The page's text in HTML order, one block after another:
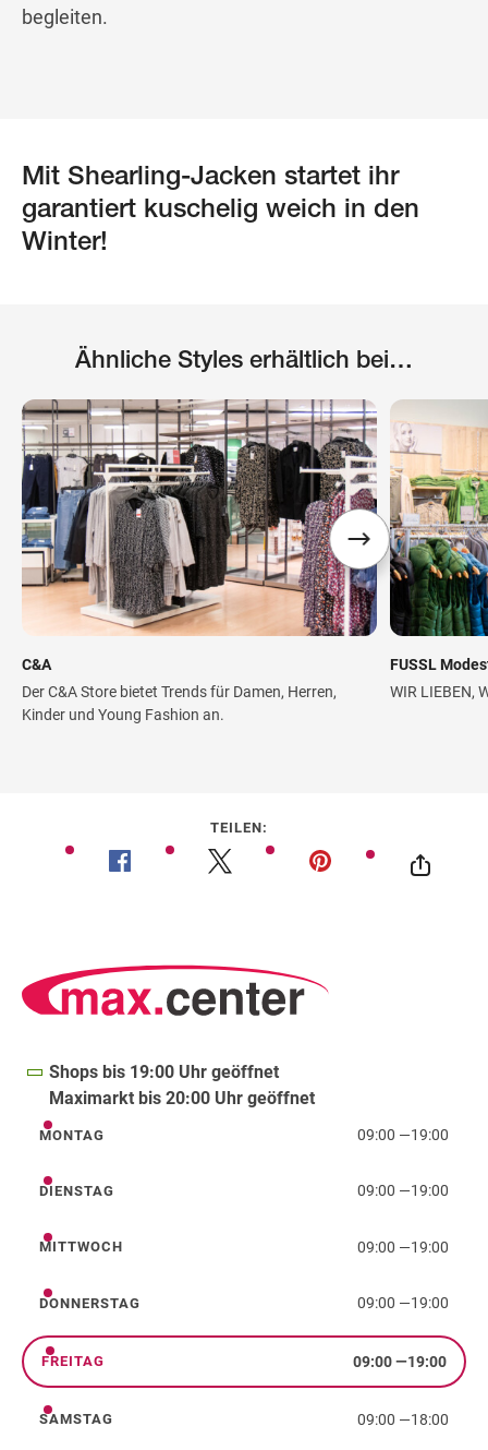
begleiten.
Mit Shearling-Jacken startet ihr
garantiert kuschelig weich in den
Winter!
Ähnliche Styles erhältlich bei…
C&A
Der C&A Store bietet Trends für Damen, Herren,
Kinder und Young Fashion an.
FUSSL
WIR LIEBEN,
TEILEN:
Shops bis 19:00 Uhr geöffnet
Maximarkt bis 20:00 Uhr geöffnet
Montag
MONTAG 09:00 —19:00
Dienstag
DIENSTAG 09:00 —19:00
Mittwoch
MITTWOCH 09:00 —19:00
Donnerstag
DONNERSTAG 09:00 —19:00
Freitag
FREITAG 09:00—19:00
Samstag
SAMSTAG 09:00 —18:00